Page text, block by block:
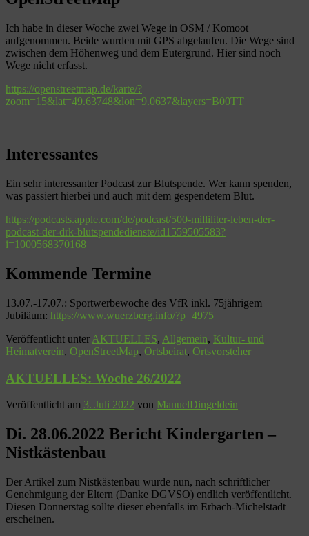
Ich habe in dieser Woche zwei Wege in OSM / Komoot
aufgenommen. Beide wurden mit GPS abgelaufen. Die Wege sind
zwischen dem Höhenweg und dem Eutergrund. Hier sind noch
Wege nicht erfasst.
https://openstreetmap.de/karte/?
zoom=15&lat=49.63748&lon=9.0637&layers=B00TT
Interessantes
Ein sehr interessanter Podcast zur Blutspende. Wer kann spenden,
was passiert hierbei und auch mit dem gespendetem Blut.
https://podcasts.apple.com/de/podcast/500-milliliter-leben-der-
podcast-der-drk-blutspendedienste/id1559505583?
i=1000568370168
Kommende Termine
13.07.-17.07.: Sportwerbewoche des VfR inkl. 75jährigem
Jubiläum: https://www.wuerzberg.info/?p=4975
Veröffentlicht unter AKTUELLES, Allgemein, Kultur- und
Heimatverein, OpenStreetMap, Ortsbeirat, Ortsvorsteher
AKTUELLES: Woche 26/2022
Veröffentlicht am 3. Juli 2022 von ManuelDingeldein
Di. 28.06.2022 Bericht Kindergarten –
Nistkästenbau
Der Artikel zum Nistkästenbau wurde nun, nach schriftlicher
Genehmigung der Eltern (Danke DGVSO) endlich veröffentlicht.
Diesen Donnerstag sollte dieser ebenfalls im Erbach-Michelstadt
erscheinen.